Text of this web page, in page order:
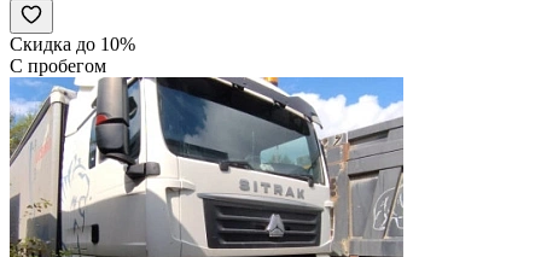
Скидка до 10%
С пробегом